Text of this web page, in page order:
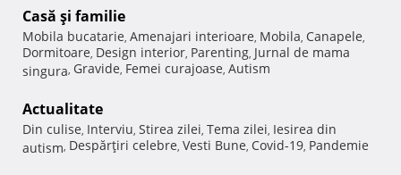
Casă şi familie
Mobila bucatarie, Amenajari interioare, Mobila, Canapele,
Dormitoare, Design interior, Parenting, Jurnal de mama
singura, Gravide, Femei curajoase, Autism
Actualitate
Din culise, Interviu, Stirea zilei, Tema zilei, Iesirea din
autism, Despărţiri celebre, Vesti Bune, Covid-19, Pandemie